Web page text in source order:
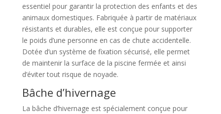
essentiel pour garantir la protection des enfants et des
animaux domestiques. Fabriquée à partir de matériaux
résistants et durables, elle est conçue pour supporter
le poids d’une personne en cas de chute accidentelle.
Dotée d’un système de fixation sécurisé, elle permet
de maintenir la surface de la piscine fermée et ainsi
d’éviter tout risque de noyade.
Bâche d’hivernage
La bâche d’hivernage est spécialement conçue pour